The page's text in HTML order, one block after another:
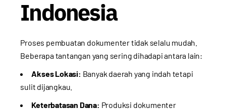
Indonesia
Proses pembuatan dokumenter tidak selalu mudah.
Beberapa tantangan yang sering dihadapi antara lain:
Akses Lokasi: Banyak daerah yang indah tetapi
sulit dijangkau.
Keterbatasan Dana: Produksi dokumenter